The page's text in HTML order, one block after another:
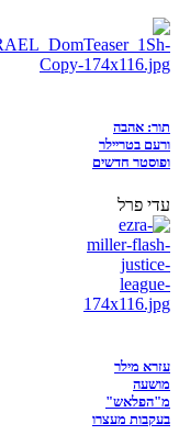
תור: אהבה
ורעם בטריילר
ופוסטר חדשים
עדי פרל
עזרא מילר
מושעה
מ"הפלאש"
בעקבות מעצרו